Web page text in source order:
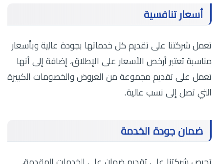
أسعار تنافسية
تعمل شركتنا على تقديم كل خدماتها بجودة عالية وبأسعار
مناسبة تعتبر أرخص الأسعار على الإطلاق، إضافة إلى أنها
تعمل على تقديم مجموعة من العروض والخصومات الكبيرة
التي تصل إلى نسب عالية.
ضمان جودة الخدمة
تحرص شركتنا على تقديم ضمان على الخدمات المقدمة،